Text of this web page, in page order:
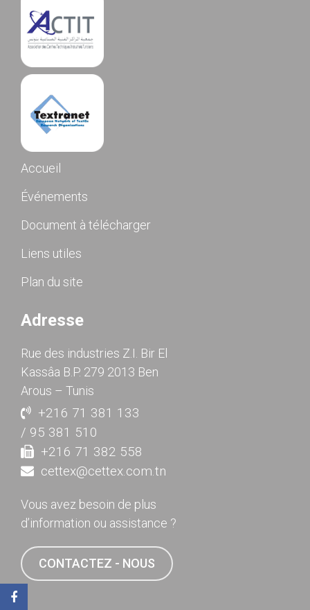
Accueil
Événements
Document à télécharger
Liens utiles
Plan du site
Adresse
Rue des industries Z.I. Bir El
Kassâa B.P. 279 2013 Ben
Arous – Tunis
+216 71 381 133
/ 95 381 510
+216 71 382 558
cettex@cettex.com.tn
Vous avez besoin de plus
d’information ou assistance ?
CONTACTEZ - NOUS